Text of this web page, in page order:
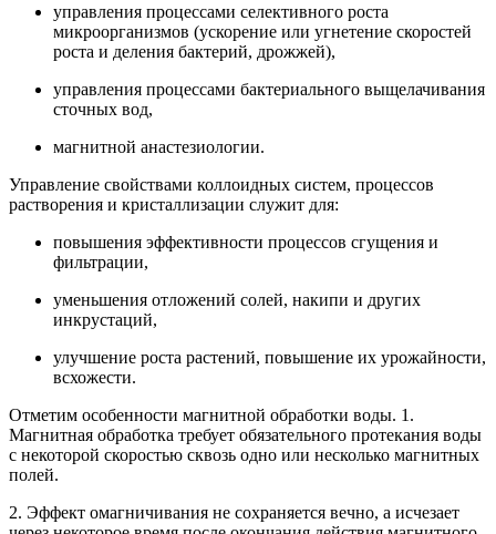
управления процессами селективного роста
микроорганизмов (ускорение или угнетение скоростей
роста и деления бактерий, дрожжей),
управления процессами бактериального выщелачивания
сточных вод,
магнитной анастезиологии.
Управление свойствами коллоидных систем, процессов
растворения и кристаллизации служит для:
повышения эффективности процессов сгущения и
фильтрации,
уменьшения отложений солей, накипи и других
инкрустаций,
улучшение роста растений, повышение их урожайности,
всхожести.
Отметим особенности магнитной обработки воды. 1.
Магнитная обработка требует обязательного протекания воды
с некоторой скоростью сквозь одно или несколько магнитных
полей.
2. Эффект омагничивания не сохраняется вечно, а исчезает